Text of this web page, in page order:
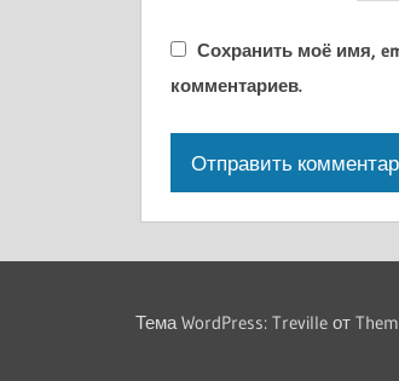
Сохранить моё имя,
комментариев.
Тема WordPress: Treville от